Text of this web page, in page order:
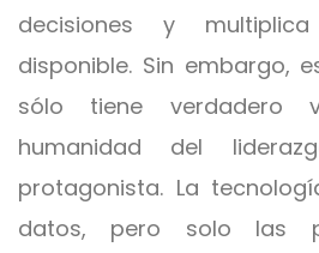
decisiones y
disponible. Sin embargo,
sólo tiene verdadero
humanidad del
protagonista. La
datos, pero solo las